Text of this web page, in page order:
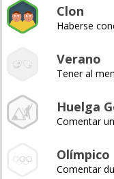
Clon
Haberse
Verano
Tener al
Huelga
Comentar
Olímpico
Comentar